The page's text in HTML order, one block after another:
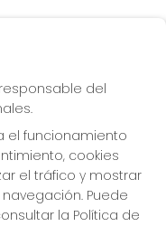
responsable del
el funcionamiento
cookies
el tráfico y mostrar
Puede
la Política de